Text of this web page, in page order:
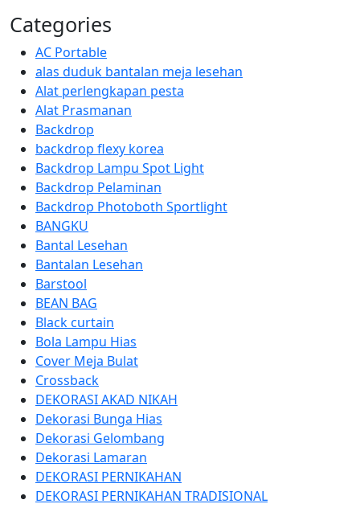
Categories
AC Portable
alas duduk bantalan meja lesehan
Alat perlengkapan pesta
Alat Prasmanan
Backdrop
backdrop flexy korea
Backdrop Lampu Spot Light
Backdrop Pelaminan
Backdrop Photoboth Sportlight
BANGKU
Bantal Lesehan
Bantalan Lesehan
Barstool
BEAN BAG
Black curtain
Bola Lampu Hias
Cover Meja Bulat
Crossback
DEKORASI AKAD NIKAH
Dekorasi Bunga Hias
Dekorasi Gelombang
Dekorasi Lamaran
DEKORASI PERNIKAHAN
DEKORASI PERNIKAHAN TRADISIONAL